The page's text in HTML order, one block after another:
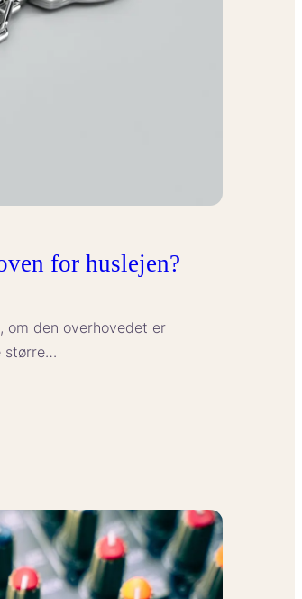
for huslejen?
om den overhovedet er
større…